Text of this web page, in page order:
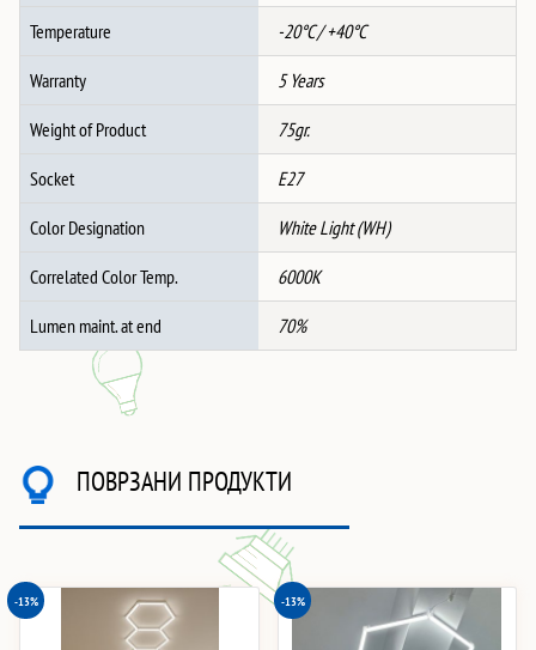
Temperature -20°C / +40°C
Warranty 5 Years
Weight of Product 75gr.
Socket E27
Color Designation White Light (WH)
Correlated Color Temp. 6000K
Lumen maint. at end 70%
ПОВРЗАНИ ПРОДУКТИ
-13% -13%